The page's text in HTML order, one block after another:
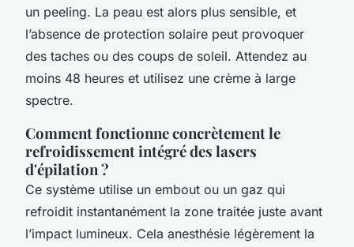
un peeling. La peau est alors plus sensible, et
l’absence de protection solaire peut provoquer
des taches ou des coups de soleil. Attendez au
moins 48 heures et utilisez une crème à large
spectre.
Comment fonctionne concrètement le
refroidissement intégré des lasers
d'épilation ?
Ce système utilise un embout ou un gaz qui
refroidit instantanément la zone traitée juste avant
l’impact lumineux. Cela anesthésie légèrement la